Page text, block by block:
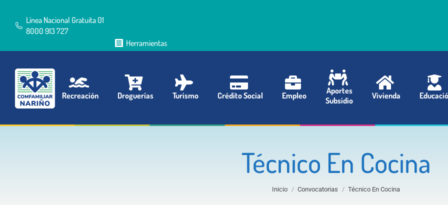
Línea Nacional Gratuita 01
8000 913 727
Herramientas
Recreación Droguerías Turismo Crédito Social Empleo
Aportes
Subsidio
Vivienda
Técnico En Cocina
Inicio Convocatorias Técnico En Cocina